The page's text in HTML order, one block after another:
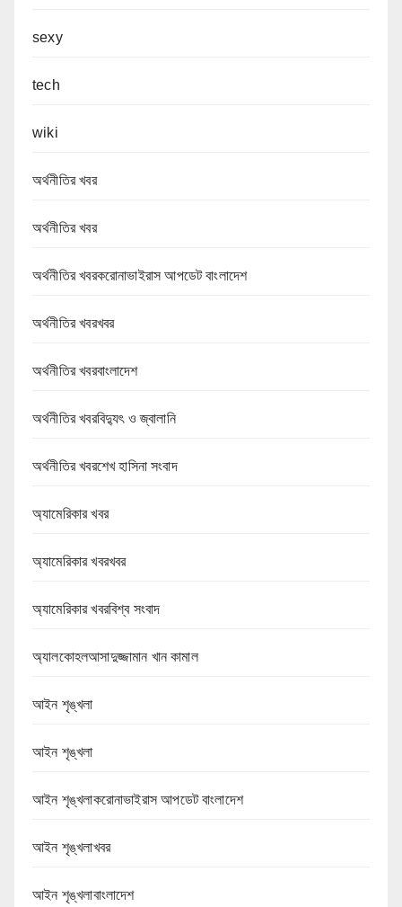
sexy
tech
wiki
অর্থনীতির খবর
অর্থনীতির খবর
অর্থনীতির খবরকরোনাভাইরাস আপডেট বাংলাদেশ
অর্থনীতির খবরখবর
অর্থনীতির খবরবাংলাদেশ
অর্থনীতির খবরবিদ্যুৎ ও জ্বালানি
অর্থনীতির খবরশেখ হাসিনা সংবাদ
অ্যামেরিকার খবর
অ্যামেরিকার খবরখবর
অ্যামেরিকার খবরবিশ্ব সংবাদ
অ্যালকোহলআসাদুজ্জামান খান কামাল
আইন শৃঙ্খলা
আইন শৃঙ্খলা
আইন শৃঙ্খলাকরোনাভাইরাস আপডেট বাংলাদেশ
আইন শৃঙ্খলাখবর
আইন শৃঙ্খলাবাংলাদেশ